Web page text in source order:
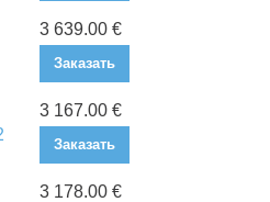
3 639.00 €
Заказать
3 167.00 €
Заказать
3 178.00 €